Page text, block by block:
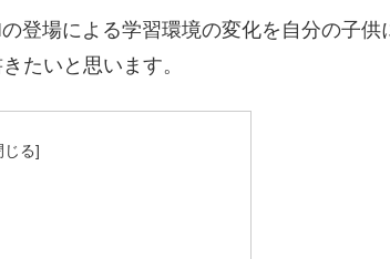
登場による学習環境の変化を自分の子供
たいと思います。